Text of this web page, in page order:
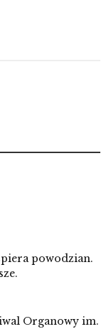
powodzian.
Organowy im.